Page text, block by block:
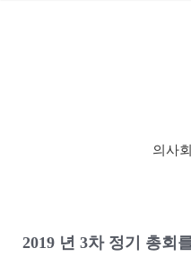
의사
2019 년 3차 정기 총회